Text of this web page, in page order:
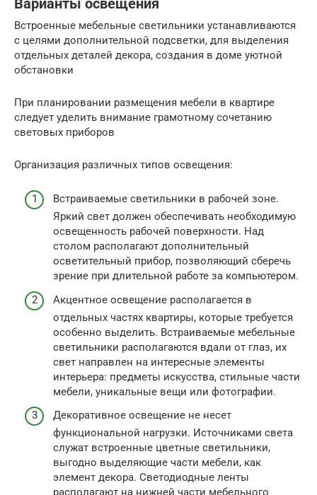
Варианты освещения
Встроенные мебельные светильники устанавливаются
с целями дополнительной подсветки, для выделения
отдельных деталей декора, создания в доме уютной
обстановки
При планировании размещения мебели в квартире
следует уделить внимание грамотному сочетанию
световых приборов
Организация различных типов освещения:
Встраиваемые светильники в рабочей зоне.
Яркий свет должен обеспечивать необходимую
освещенность рабочей поверхности. Над
столом располагают дополнительный
осветительный прибор, позволяющий сберечь
зрение при длительной работе за компьютером.
Акцентное освещение располагается в
отдельных частях квартиры, которые требуется
особенно выделить. Встраиваемые мебельные
светильники располагаются вдали от глаз, их
свет направлен на интересные элементы
интерьера: предметы искусства, стильные части
мебели, уникальные вещи или фотографии.
Декоративное освещение не несет
функциональной нагрузки. Источниками света
служат встроенные цветные светильники,
выгодно выделяющие части мебели, как
элемент декора. Светодиодные ленты
располагают на нижней части мебельного